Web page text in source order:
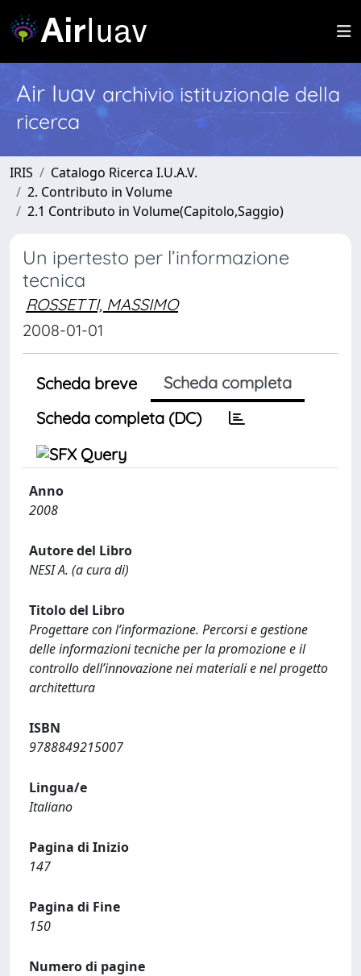
Air Iuav archivio istituzionale della
ricerca
IRIS
Catalogo Ricerca I.U.A.V.
2. Contributo in Volume
2.1 Contributo in Volume(Capitolo,Saggio)
Un ipertesto per l’informazione
tecnica
ROSSETTI, MASSIMO
2008-01-01
Scheda breve
Scheda completa
Scheda completa (DC)
Anno
2008
Autore del Libro
NESI A. (a cura di)
Titolo del Libro
Progettare con l’informazione. Percorsi e gestione
delle informazioni tecniche per la promozione e il
controllo dell’innovazione nei materiali e nel progetto
architettura
ISBN
9788849215007
Lingua/e
Italiano
Pagina di Inizio
147
Pagina di Fine
150
Numero di pagine